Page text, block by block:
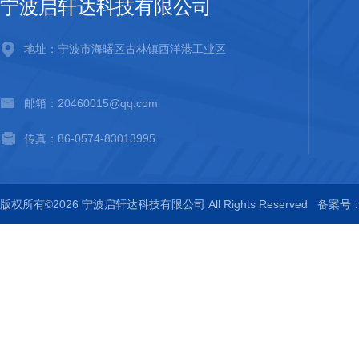
宁波启轩达科技有限公司
地址：宁波市海曙区古林镇西洋港工业区
邮箱：20460015@qq.com
传真：86-0574-83013995
版权所有©2026 宁波启轩达科技有限公司 All Rights Reserved 备案号